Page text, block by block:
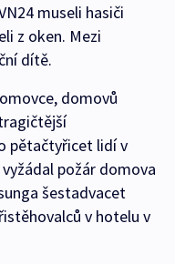
museli hasiči
z oken. Mezi
dítě.
domovů
pětačtyřicet lidí v
požár domova
šestadvacet
v hotelu v